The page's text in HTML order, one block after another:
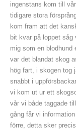
ingenstans kom till
tidigare stora
kom fram att det
bit kvar på loppet
mig som en blodhund
var det blandat skog
hög fart, i skogen tog
snabbt i
vi kom ut ur ett
vår vi både taggade
gång får vi
förre, detta sker